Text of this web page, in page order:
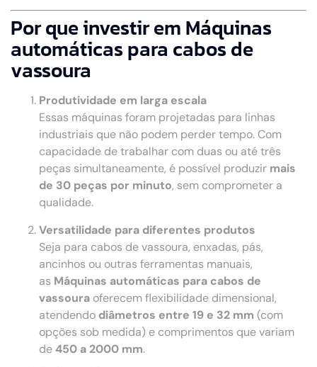
Por que investir em Máquinas
automáticas para cabos de
vassoura
Produtividade em larga escala
Essas máquinas foram projetadas para linhas
industriais que não podem perder tempo. Com
capacidade de trabalhar com duas ou até três
peças simultaneamente, é possível produzir mais
de 30 peças por minuto, sem comprometer a
qualidade.
Versatilidade para diferentes produtos
Seja para cabos de vassoura, enxadas, pás,
ancinhos ou outras ferramentas manuais,
as Máquinas automáticas para cabos de
vassoura oferecem flexibilidade dimensional,
atendendo diâmetros entre 19 e 32 mm (com
opções sob medida) e comprimentos que variam
de450 a 2000 mm.